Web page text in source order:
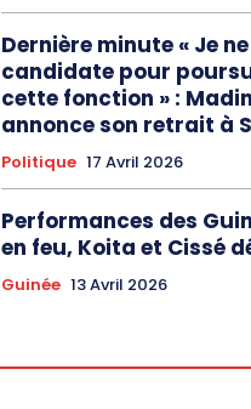
Dernière minute « Je
candidate pour
cette fonction » :
annonce son retrait à
Politique 17 Avril 2026
Performances des
en feu, Koita et Cissé
Guinée 13 Avril 2026